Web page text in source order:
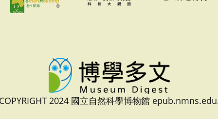
2024 國立自然科學博物館